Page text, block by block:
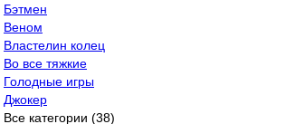
Бэтмен
Веном
Властелин колец
Во все тяжкие
Голодные игры
Джокер
Все категории (38)